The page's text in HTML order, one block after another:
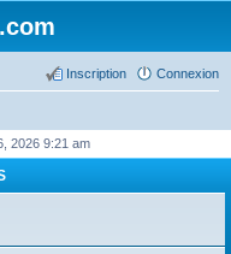
Connexion
Inscription
2026 9:21 am